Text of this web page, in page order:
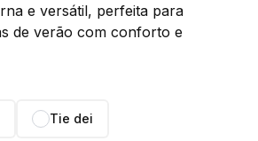
e versátil, perfeita para
de verão com conforto e
Tie dei